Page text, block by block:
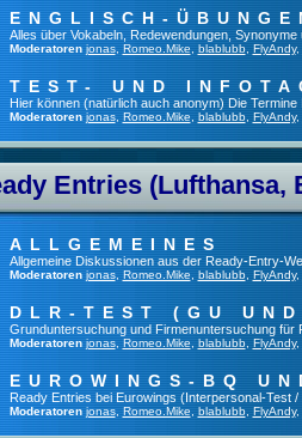
ENGLISCH-
Alles über Vokabeln, Redewendungen, Synonyme
Moderatoren jonas, Romeo.Mike, blablubb, FlyAndy,
TEST- UND
Hier können (natürlich auch anonym) Die
Moderatoren jonas, Romeo.Mike blablubb, FlyAndy,
Entries
ALLGEMEINES
Allgemeine Diskussionen aus der Ready-Entry-
Moderatoren jonas, Romeo.Mike blablubb, FlyAndy,
DLR-TEST (GU
Grunduntersuchung und Firmenuntersuchung für
Moderatoren jonas, Romeo.Mike, blablubb, FlyAndy,
EUROWINGS-BQ
Ready Entries bei Eurowings (Interpersonal-Test
Moderatoren jonas, Romeo.Mike blablubb, FlyAndy,